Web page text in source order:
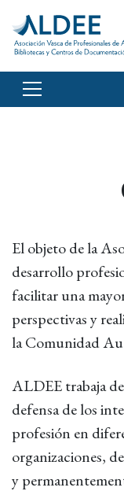
El objeto de la
desarrollo
facilitar una
perspectivas y
la Comunidad
ALDEE trabaja
defensa de los
profesión en
organizaciones,
y